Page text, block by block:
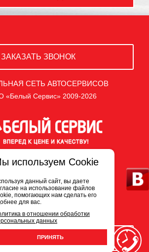
ЗАКАЗАТЬ ЗВОНОК
СЕТЬ АВТОСЕРВИСОВ
«Белый Сервис» 2009-2026
обработки персональных данных
ЗАПИСЬ НА СЕРВИС
используем Cookie
данный сайт, вы даете
на использование файлов
помогающих нам сделать его
для вас.
в отношении обработки
данных
ПРИНЯТЬ